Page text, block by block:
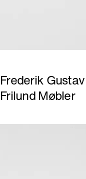
Frederik Gustav
Frilund Møbler